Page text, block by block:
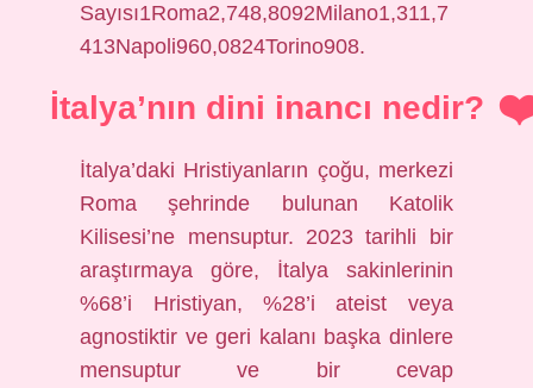
Sayısı1Roma2,748,8092Milano1,311,7
413Napoli960,0824Torino908.
İtalya’nın dini inancı nedir?
İtalya’daki Hristiyanların çoğu, merkezi
Roma şehrinde bulunan Katolik
Kilisesi’ne mensuptur. 2023 tarihli bir
araştırmaya göre, İtalya sakinlerinin
%68’i Hristiyan, %28’i ateist veya
agnostiktir ve geri kalanı başka dinlere
mensuptur ve bir cevap